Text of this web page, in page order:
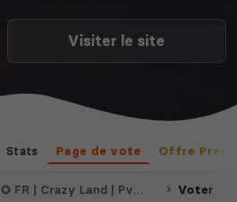
Visiter le site
Stats Page de vote Offre
✪ FR | Crazy Land | PvX | x3 | Loot x2 Voter